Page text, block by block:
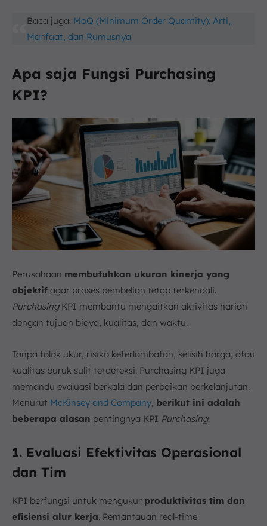
Baca juga: MoQ (Minimum Order Quantity): Arti,
Manfaat, dan Rumusnya
Apa saja Fungsi Purchasing
KPI?
Perusahaan membutuhkan ukuran kinerja yang
objektif agar proses pembelian tetap terkendali.
PurchasingKPI membantu mengaitkan aktivitas harian
dengan tujuan biaya, kualitas, dan waktu.
Tanpa tolok ukur, risiko keterlambatan, selisih harga, atau
kualitas buruk sulit terdeteksi. Purchasing KPI juga
memandu evaluasi berkala dan perbaikan berkelanjutan.
Menurut McKinsey and Company berikut ini adalah
beberapa alasan pentingnya KPI Purchasing.
1. Evaluasi Efektivitas Operasional
dan Tim
KPI berfungsi untuk mengukur produktivitas tim dan
efisiensi alur kerja. Pemantauan real-time